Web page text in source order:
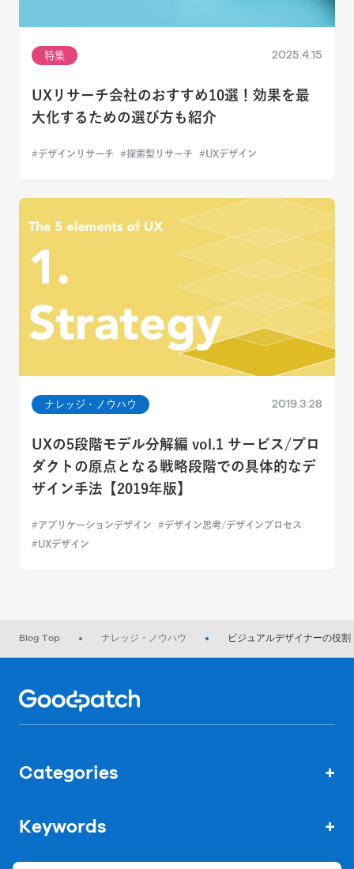
特集 2025.4.15
UXリサーチ会社のおすすめ10選！効果を最
大化するための選び方も紹介
デザインリサーチ 探索型リサーチ UXデザイン
ナレッジ・ノウハウ 2019.3.28
UXの5段階モデル分解編 vol.1 サービス/プロ
ダクトの原点となる戦略段階での具体的なデ
ザイン手法【2019年版】
アプリケーションデザイン
デザイン思考/デザインプロセス
UXデザイン
Blog Top ナレッジ・ノウハウ ビジュアルデザイナーの役割
Categories +
Keywords +